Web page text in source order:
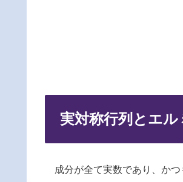
実対称行列とエル
成分が全て実数であり、かつ